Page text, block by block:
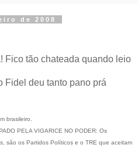
de 2008
Fico tão chateada quando leio
Fidel deu tanto pano prá
brasileiro.
PELA VIGARICE NO PODER: Os
são os Partidos Políticos e o TRE que aceitam